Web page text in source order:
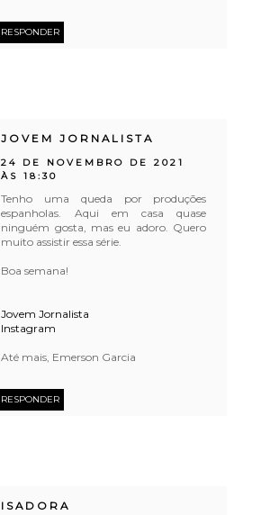
RESPONDER
JOVEM JORNALISTA
24 DE NOVEMBRO DE 2021
ÀS 18:30
Tenho uma queda por produções
espanholas. Aqui em casa quase
ninguém gosta, mas eu adoro. Quero
muito assistir essa série.
Boa semana!
Jovem Jornalista
Instagram
Até mais, Emerson Garcia
RESPONDER
ISADORA